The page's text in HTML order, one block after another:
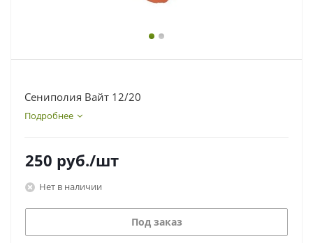
Сениполия Вайт 12/20
Подробнее
250 руб./шт
Нет в наличии
Под заказ